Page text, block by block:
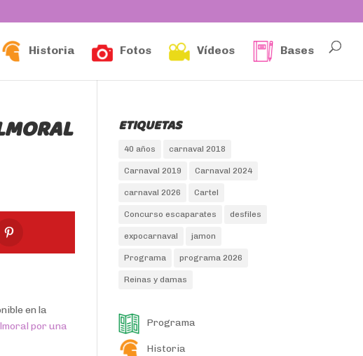
Historia Fotos Vídeos Bases
en la
por una
ETIQUETAS
40 años carnaval 2018
Carnaval 2019 Carnaval 2024
carnaval 2026 Cartel
Concurso escaparates desfiles
expocarnaval jamon
Programa programa 2026
Reinas y damas
Programa
Historia